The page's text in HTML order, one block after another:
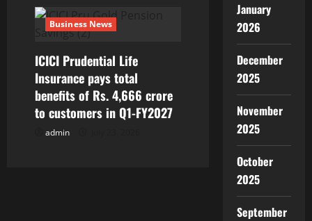
Business News
ICICI Prudential Life
Insurance pays total
benefits of Rs. 4,666 crore
to customers in Q1-FY2027
admin
January
2026
December
2025
November
2025
October
2025
September